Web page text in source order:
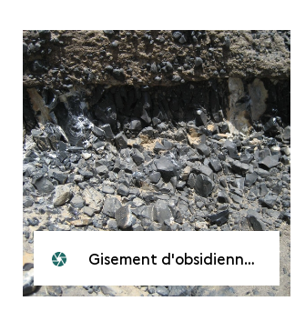
Gisement d'obsidienne à Jirab al-Sûf